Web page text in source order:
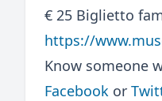
€ 25 Biglietto
https://
Know someone
Facebook or